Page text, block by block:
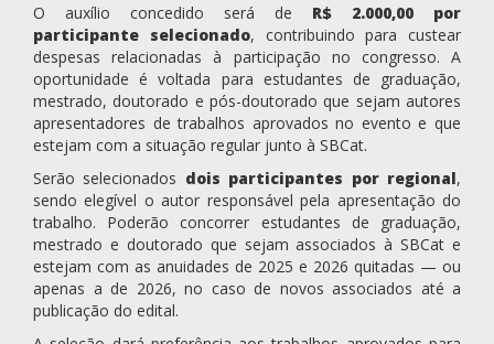
O auxílio concedido será de R$ 2.000,00 por
participante selecionado, contribuindo para custear
despesas relacionadas à participação no congresso. A
oportunidade é voltada para estudantes de graduação,
mestrado, doutorado e pós-doutorado que sejam autores
apresentadores de trabalhos aprovados no evento e que
estejam com a situação regular junto à SBCat.
Serão selecionados dois participantes por regional,
sendo elegível o autor responsável pela apresentação do
trabalho. Poderão concorrer estudantes de graduação,
mestrado e doutorado que sejam associados à SBCat e
estejam com as anuidades de 2025 e 2026 quitadas — ou
apenas a de 2026, no caso de novos associados até a
publicação do edital.